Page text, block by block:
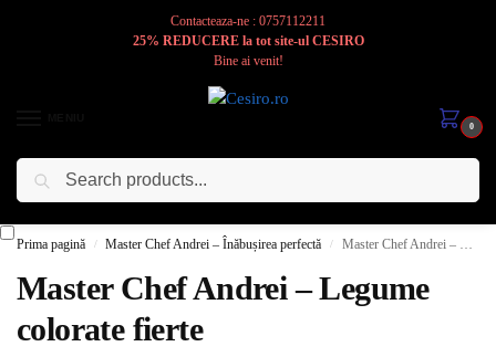
Contacteaza-ne : 0757112211
25% REDUCERE la tot site-ul CESIRO
Bine ai venit!
0
Cesiro
Prima pagină / Master Chef Andrei – Înăbușirea perfectă / Master Chef Andrei – Legume colorate fierte
Master Chef Andrei – Legume
colorate fierte